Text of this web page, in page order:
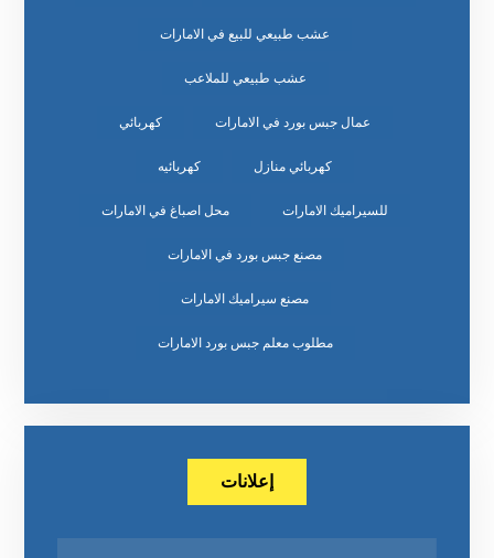
عشب طبيعي للبيع في الامارات
عشب طبيعي للملاعب
عمال جبس بورد في الامارات كهربائي
كهربائي منازل كهربائيه
للسيراميك الامارات محل اصباغ في الامارات
مصنع جبس بورد في الامارات
مصنع سيراميك الامارات
مطلوب معلم جبس بورد الامارات
إعلانات